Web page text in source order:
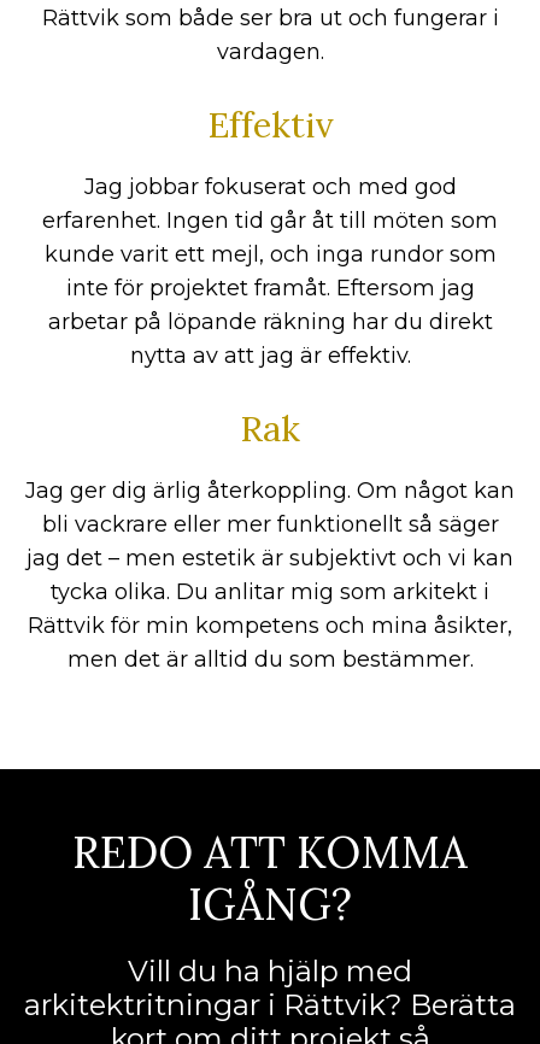
Rättvik som både ser bra ut och fungerar i
vardagen.
Effektiv
Jag jobbar fokuserat och med god
erfarenhet. Ingen tid går åt till möten som
kunde varit ett mejl, och inga rundor som
inte för projektet framåt. Eftersom jag
arbetar på löpande räkning har du direkt
nytta av att jag är effektiv.
Rak
Jag ger dig ärlig återkoppling. Om något kan
bli vackrare eller mer funktionellt så säger
jag det – men estetik är subjektivt och vi kan
tycka olika. Du anlitar mig som arkitekt i
Rättvik för min kompetens och mina åsikter,
men det är alltid du som bestämmer.
REDO ATT KOMMA
IGÅNG?
Vill du ha hjälp med
arkitektritningar i Rättvik? Berätta